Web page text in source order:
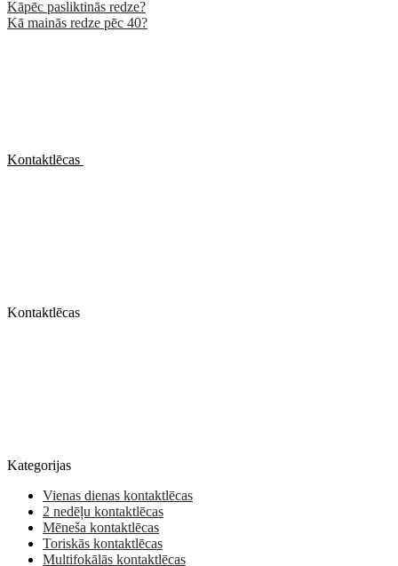
Kāpēc pasliktinās redze?
Kā mainās redze pēc 40?
Kontaktlēcas
Kontaktlēcas
Kategorijas
Vienas dienas kontaktlēcas
2 nedēļu kontaktlēcas
Mēneša kontaktlēcas
Toriskās kontaktlēcas
Multifokālās kontaktlēcas